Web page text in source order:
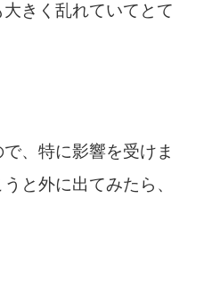
きく乱れていてとて
、特に影響を受けま
と外に出てみたら、